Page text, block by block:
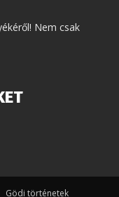
Nem csak
Gödi történetek